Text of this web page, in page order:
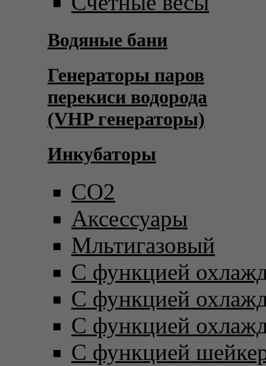
Водяные бани
Генераторы паров
перекиси водорода
(VHP генераторы)
Инкубаторы
CO2
Аксессуары
Мльтигазовый
С функцией
С функцией
С функцией
С функцией